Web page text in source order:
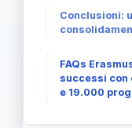
Conclusioni:
FAQs
successi con
e 19.000